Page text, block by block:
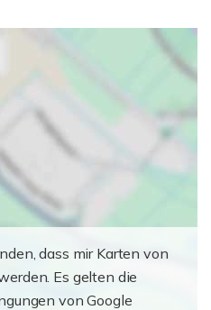
dass mir Karten von
Es gelten die
von Google